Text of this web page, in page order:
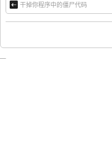
干掉你程序中的僵尸代码